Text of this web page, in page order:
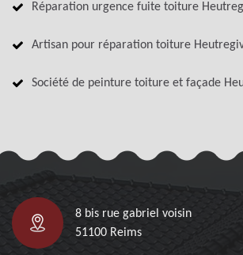
Réparation urgence fuite toiture
Artisan pour réparation toiture
Société de peinture toiture et façade
8 bis rue gabriel voisin
51100 Reims